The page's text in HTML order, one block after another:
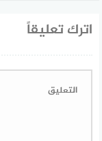
اترك تعليقاً